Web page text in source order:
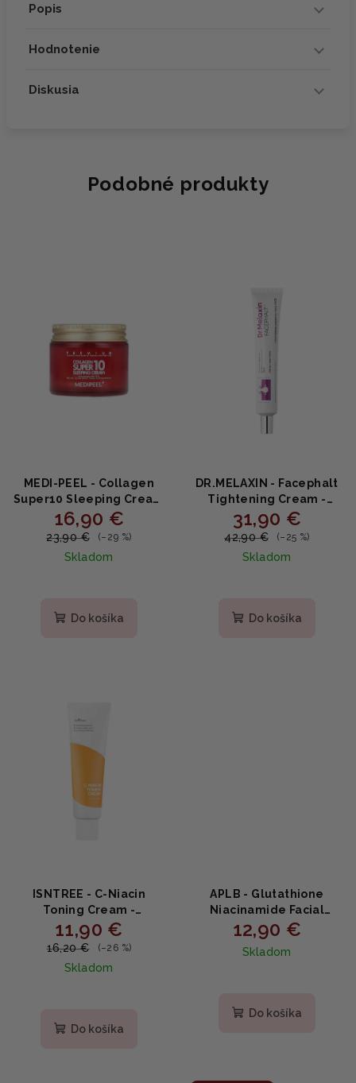
Popis
Hodnotenie
Diskusia
Podobné produkty
MEDI-PEEL - Collagen
Super10 Sleeping Cream
- nočný krém proti
vráskam 70ml
16,90 €
23,90 € (–29 %)
Skladom
produktu
Do košíka
DR.MELAXIN - Facephalt
Tightening Cream -
Spevňujúci krém na pleť s
calaminom,
niacínamidom a bio-
spikulami 50ml
31,90 €
42,90 € (–25 %)
Skladom
Do košíka
ISNTREE - C-Niacin
Toning Cream -
Rozjasňujúci pleťový
krém s vitamínom C 50ml
11,90 €
16,20 € (–26 %)
Skladom
Do košíka
APLB - Glutathione
Niacinamide Facial
Cream - Omladzujúci a
rozjasňujúci krém 55ml
12,90 €
Skladom
produktu
Do košíka